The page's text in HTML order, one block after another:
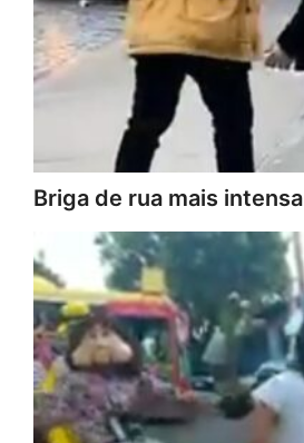
Briga de rua mais intensa